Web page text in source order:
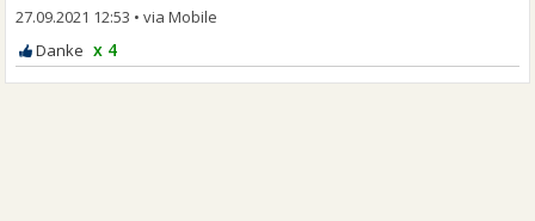
27.09.2021 12:53 •
x 4